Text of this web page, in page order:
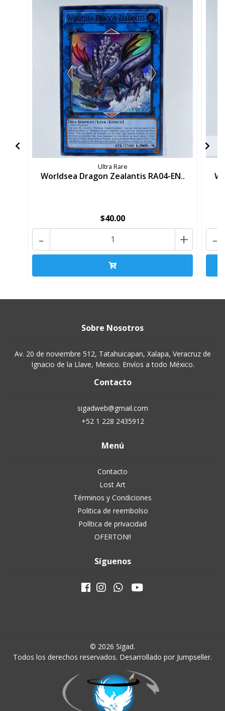
Ultra Rare
Worldsea Dragon Zealantis RA04-EN..
$40.00
+
- -
Sobre Nosotros
Av. 20 de noviembre 512, Tatahuicapan, Xalapa, Veracruz de
Ignacio de la Llave, Mexico. Envíos a todo México.
Contacto
sigadweb@gmail.com
+52 1 228 2435912
Menú
Contacto
Lost Art
Términos y Condiciones
Politica de reembolso
Política de privacidad
OFERTON!!
Síguenos
© 2026 Sigad.
Todos los derechos reservados. Desarrollado por Jumpseller.